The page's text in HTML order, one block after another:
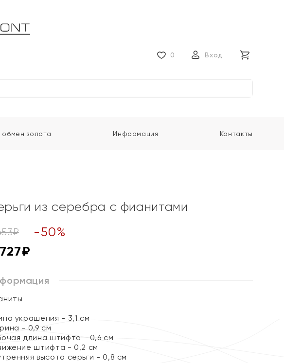
0 Вход
обмен золота Информация Контакты
из серебра с фианитами
₽ -50%
₽
украшения - 3,1 см
- 0,9 см
длина штифта - 0,6 см
штифта - 0,2 см
высота серьги - 0,8 см